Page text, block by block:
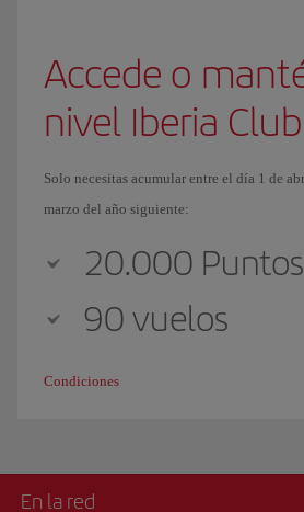
Accede o
nivel Iberia
Solo necesitas acumular entre el día 1 de
marzo del año siguiente:
20.000
90 vuelos
Condiciones
En la red